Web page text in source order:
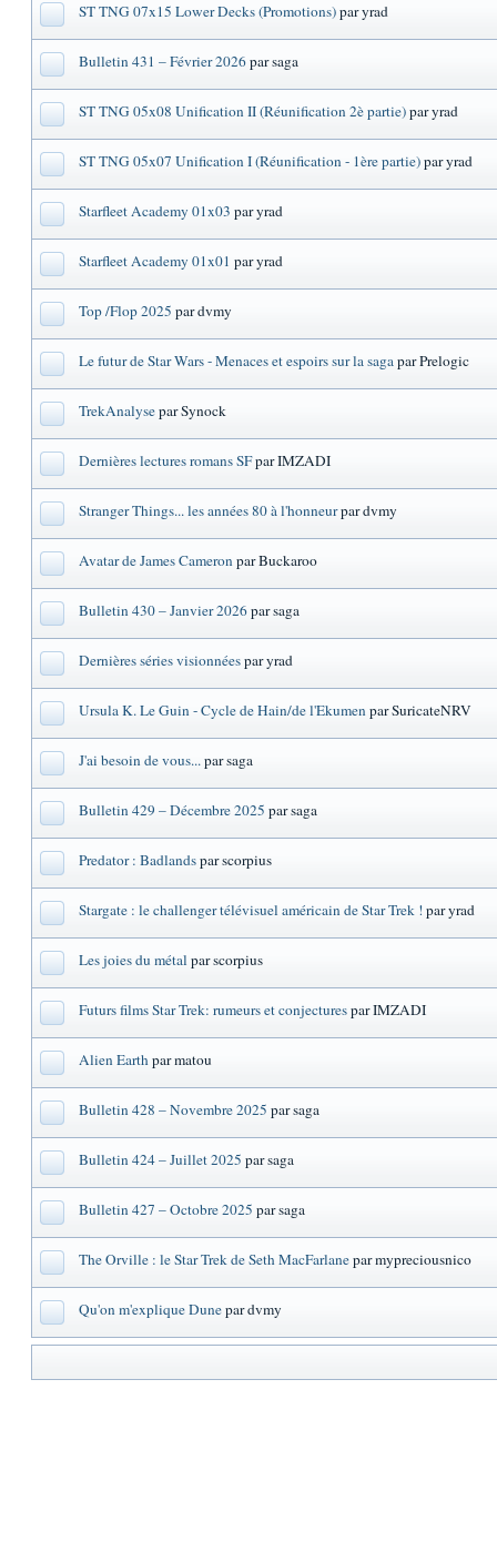
ST TNG 07x15 Lower Decks (Promotions)par yrad
Bulletin 431 – Février 2026par saga
ST TNG 05x08 Unification II (Réunification 2è partie)par yrad
ST TNG 05x07 Unification I (Réunification - 1ère partie)par yrad
Starfleet Academy 01x03 par yrad
Starfleet Academy 01x01 par yrad
Top /Flop 2025 par dvmy
Le futur de Star Wars - Menaces et espoirs sur la sagapar Prelogic
TrekAnalysepar Synock
Dernières lectures romans SFpar IMZADI
Stranger Things... les années 80 à l'honneurpar dvmy
Avatar de James Cameronpar Buckaroo
Bulletin 430 – Janvier 2026par saga
Dernières séries visionnéespar yrad
Ursula K. Le Guin - Cycle de Hain/de l'Ekumenpar SuricateNRV
J'ai besoin de vous...par saga
Bulletin 429 – Décembre 2025 par saga
Predator : Badlandspar scorpius
Stargate : le challenger télévisuel américain de Star Trek !par yrad
Les joies du métalpar scorpius
Futurs films Star Trek: rumeurs et conjecturespar IMZADI
Alien Earthpar matou
Bulletin 428 – Novembre 2025 par saga
Bulletin 424 – Juillet 2025 par saga
Bulletin 427 – Octobre 2025 par saga
The Orville : le Star Trek de Seth MacFarlanepar mypreciousnico
Qu'on m'explique Dunepar dvmy